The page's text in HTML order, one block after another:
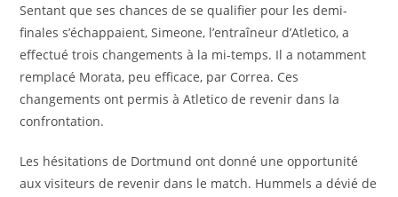
Sentant que ses chances de se qualifier pour les demi-
finales s’échappaient, Simeone, l’entraîneur d’Atletico, a
effectué trois changements à la mi-temps. Il a notamment
remplacé Morata, peu efficace, par Correa. Ces
changements ont permis à Atletico de revenir dans la
confrontation.
Les hésitations de Dortmund ont donné une opportunité
aux visiteurs de revenir dans le match. Hummels a dévié de